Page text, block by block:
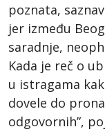
poznata,
jer između
saradnje,
Kada je reč o
u istragama
dovele do
odgovornih”,